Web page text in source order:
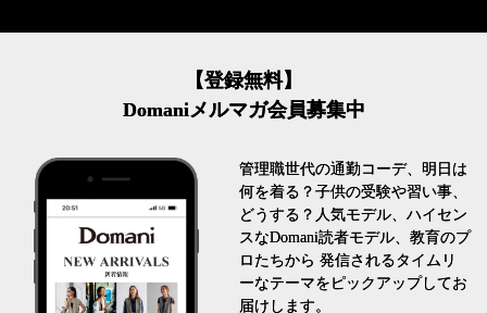
【登録無料】
Domaniメルマガ会員募集中
管理職世代の通勤コーデ、明日は
何を着る？子供の受験や習い事、
どうする？人気モデル、ハイセン
スなDomani読者モデル、教育のプ
ロたちから 発信されるタイムリ
ーなテーマをピックアップしてお
届けします。